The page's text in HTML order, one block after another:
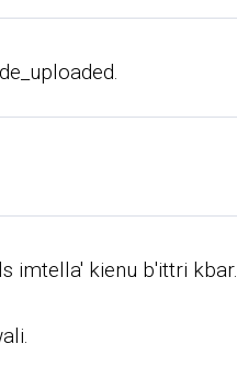
imtella' kienu b'ittri kbar.